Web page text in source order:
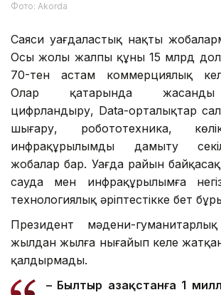
Фото: Аkorda
Саяси уағдаластық нақты
Осы жолы жалпы құны 15 млрд
70-тен астам коммерциялық
Олар қатарында жасанды
цифрландыру, Data-орталықтар
шығару, робототехника, көлік-
инфрақұрылымды дамыту
жобалар бар. Уағда райын байқасақ,
сауда мен инфрақұрылымға
технологиялық әріптестікке бет
Президент мәдени-
жылдан жылға нығайып келе
қалдырмады.
– Былтыр Қазақстанға 1